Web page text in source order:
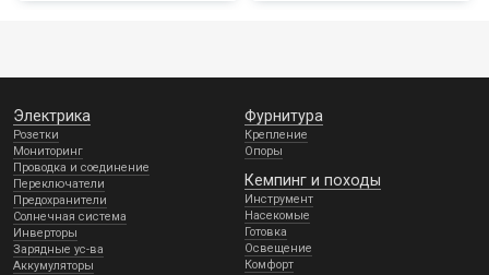
Электрика
Розетки
Мониторинг
Проводка и соединение
Переключатели
Предохранители
Солнечная система
Инверторы
Зарядные ус-ва
Аккумуляторы
Фурнитура
Крепление
Опоры
Кемпинг и походы
Инструмент
Насекомые
Готовка
Освещение
Комфорт